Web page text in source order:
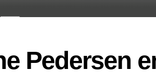
Pedersen